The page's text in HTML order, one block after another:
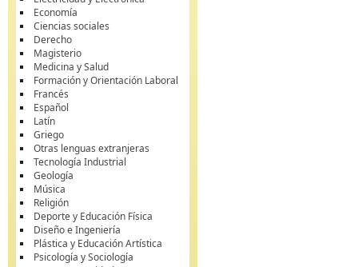
Economía
Ciencias sociales
Derecho
Magisterio
Medicina y Salud
Formación y Orientación Laboral
Francés
Español
Latín
Griego
Otras lenguas extranjeras
Tecnología Industrial
Geología
Música
Religión
Deporte y Educación Física
Diseño e Ingeniería
Plástica y Educación Artística
Psicología y Sociología